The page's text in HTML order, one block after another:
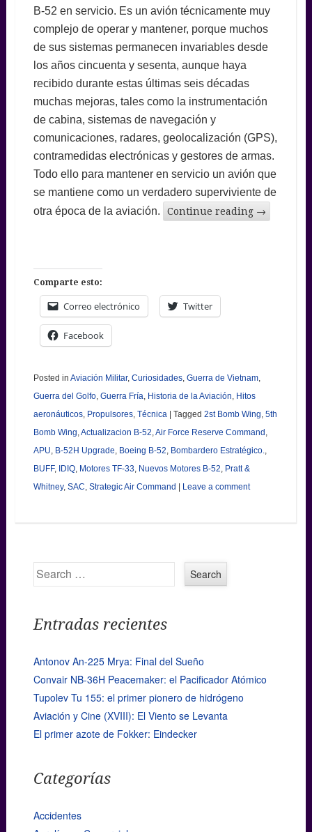
B-52 en servicio. Es un avión técnicamente muy
complejo de operar y mantener, porque muchos
de sus sistemas permanecen invariables desde
los años cincuenta y sesenta, aunque haya
recibido durante estas últimas seis décadas
muchas mejoras, tales como la instrumentación
de cabina, sistemas de navegación y
comunicaciones, radares, geolocalización (GPS),
contramedidas electrónicas y gestores de armas.
Todo ello para mantener en servicio un avión que
se mantiene como un verdadero superviviente de
otra época de la aviación.
Continue reading →
Comparte esto:
Correo electrónico Twitter
Facebook
Posted in Aviación Militar, Curiosidades, Guerra de Vietnam,
Guerra del Golfo, Guerra Fría, Historia de la Aviación, Hitos
aeronáuticos, Propulsores, Técnica Tagged 2st Bomb Wing, 5th
Bomb Wing,Actualizacion B-52,Air Force Reserve Command ,
APU, B-52H Upgrade, Boeing B-52, Bombardero Estratégico.,
BUFF, IDIQ, Motores TF-33, Nuevos Motores B-52, Pratt &
Whitney, SAC, Strategic Air Command Leave a comment
Search
Entradas recientes
Antonov An-225 Mrya: Final del Sueño
Convair NB-36H Peacemaker: el Pacificador Atómico
Tupolev Tu 155: el primer pionero de hidrógeno
Aviación y Cine (XVIII): El Viento se Levanta
El primer azote de Fokker: Eindecker
Categorías
Accidentes